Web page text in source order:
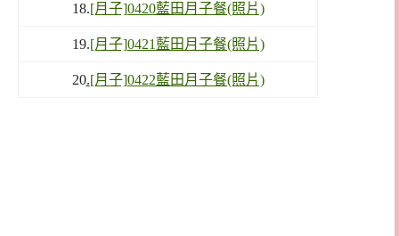
18.[月子]0420藍田月子餐(照片)
19.[月子]0421藍田月子餐(照片)
20.[月子]0422藍田月子餐(照片)